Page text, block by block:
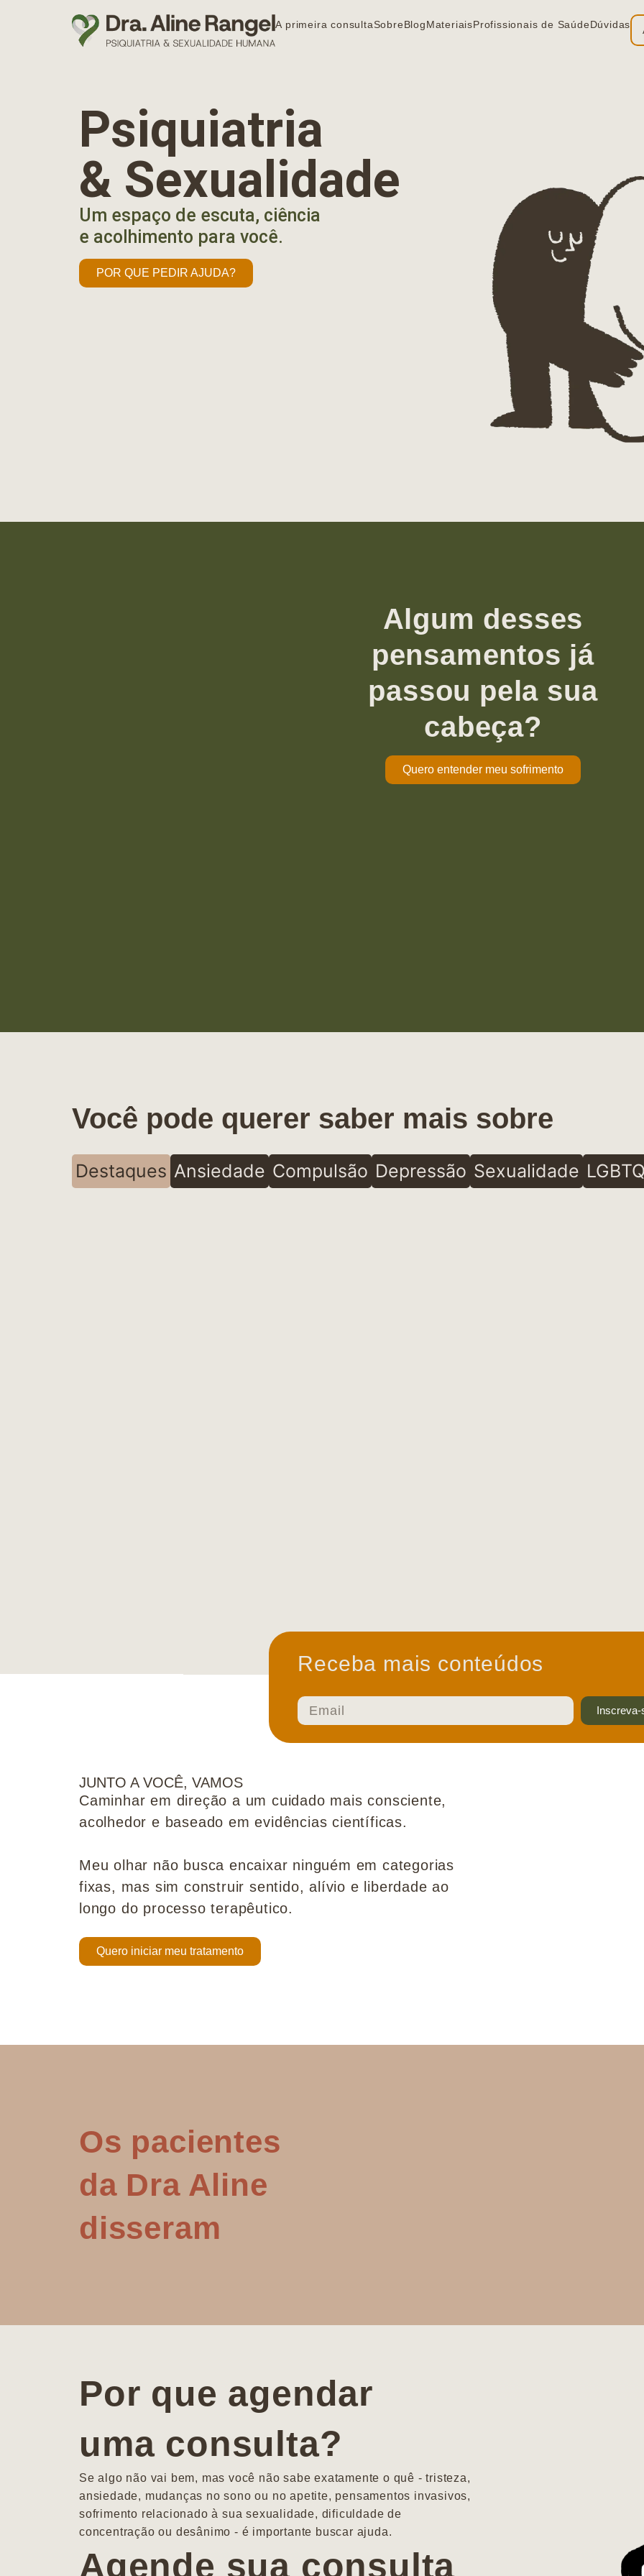
A primeira consultaSobreBlogMateriaisProfissionais de SaúdeDúvidas
Psiquiatria
& Sexualidade
Um espaço de escuta, ciência
e acolhimento para você.
POR QUE PEDIR AJUDA?
Algum desses
pensamentos já
passou pela sua
cabeça?
Quero entender meu sofrimento
Você pode querer saber mais sobre
Destaques Ansiedade Compulsão Depressão Sexualidade
Receba mais conteúdos
Inscreva-
JUNTO A VOCÊ, VAMOS
Caminhar em direção a um cuidado mais consciente,
acolhedor e baseado em evidências científicas.
Meu olhar não busca encaixar ninguém em categorias
fixas, mas sim construir sentido, alívio e liberdade ao
longo do processo terapêutico.
Quero iniciar meu tratamento
Os pacientes
da Dra Aline
disseram
Por que agendar
uma consulta?
Se algo não vai bem, mas você não sabe exatamente o quê - tristeza,
ansiedade, mudanças no sono ou no apetite, pensamentos invasivos,
sofrimento relacionado à sua sexualidade, dificuldade de
concentração ou desânimo - é importante buscar ajuda.
Agende sua consulta